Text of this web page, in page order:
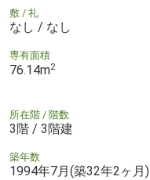
敷 / 礼
なし / なし
専有面積
76.14m2
所在階 / 階数
3階 / 3階建
築年数
1994年7月(築32年2ヶ月)